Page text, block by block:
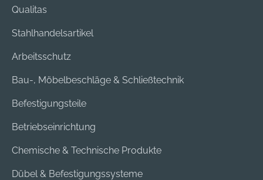
Qualitas
Stahlhandelsartikel
Arbeitsschutz
Bau-, Möbelbeschläge & Schließtechnik
Befestigungsteile
Betriebseinrichtung
Chemische & Technische Produkte
Dübel & Befestigungssysteme